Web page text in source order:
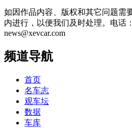
如因作品内容、版权和其它问题需
内进行，以便我们及时处理。电话
news@xevcar.com
频道导航
首页
名车志
观车坛
数据
车库